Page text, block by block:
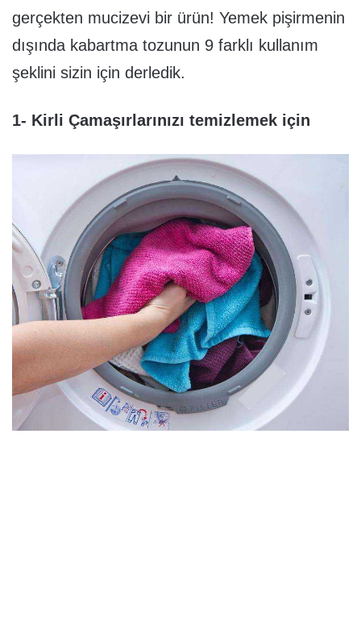
gerçekten mucizevi bir ürün! Yemek pişirmenin
dışında kabartma tozunun 9 farklı kullanım
şeklini sizin için derledik.
1- Kirli Çamaşırlarınızı temizlemek için